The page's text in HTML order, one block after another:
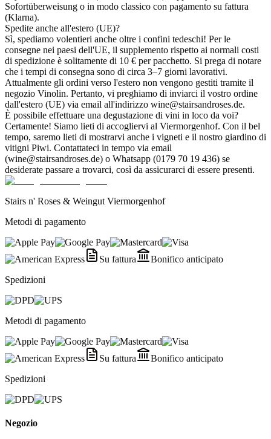
Sofortüberweisung o in modo classico con pagamento su fattura
(Klarna).
Spedite anche all'estero (UE)?
Sì, spediamo volentieri anche oltre i confini tedeschi! Per le
consegne nei paesi dell'UE, il supplemento rispetto ai normali costi
di spedizione è solitamente di 10 € per pacchetto. Si prega di notare
che i tempi di consegna sono di circa 3–7 giorni lavorativi.
Attualmente gli ordini verso l'estero non vengono gestiti tramite il
negozio Vinolin. Pertanto, vi preghiamo di inviarci il vostro ordine
dall'estero (UE) via email all'indirizzo wine@stairsandroses.de.
È possibile effettuare una degustazione di vini in loco da voi?
Certamente! Siamo lieti di accogliervi al Viermorgenhof. Con il bel
tempo, saremo lieti di mostrarvi anche i vigneti e il nostro giardino di
vitigni Piwi. Contattateci in tempo via email
(wine@stairsandroses.de) o Whatsapp (0179 70 19 436) se
desiderate passare a trovarci, così da assicurarci di essere presenti.
Stairs n' Roses & Weingut Viermorgenhof
Metodi di pagamento
Su fattura
Bonifico anticipato
Spedizioni
Metodi di pagamento
Su fattura
Bonifico anticipato
Spedizioni
Negozio